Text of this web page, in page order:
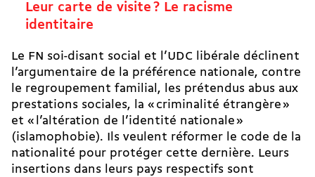
Leur carte de visite ? Le racisme
identitaire
Le FN soi-disant social et l’UDC libérale déclinent
l’argumentaire de la préférence nationale, contre
le regroupement familial, les prétendus abus aux
prestations sociales, la « criminalité étrangère »
et « l’altération de l’identité nationale »
(islamophobie). Ils veulent réformer le code de la
nationalité pour protéger cette dernière. Leurs
insertions dans leurs pays respectifs sont